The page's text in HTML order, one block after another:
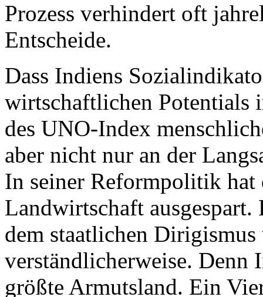
Prozess verhindert oft
Entscheide.
Dass Indiens
wirtschaftlichen Potentials
des UNO-Index
aber nicht nur an der
In seiner Reformpolitik hat
Landwirtschaft
dem staatlichen
verständlicherweise.
größte Armutsland. Ein